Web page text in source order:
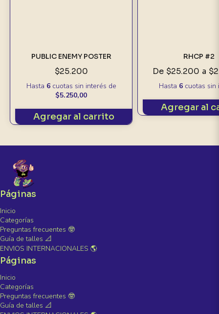
PUBLIC ENEMY POSTER
$25.200
Hasta 6cuotas sin interés de
$5.250,00
Agregar al carrito
RHCP #2
De $25.200 a
Hasta 6cuotas sin
Agregar al
Páginas
Inicio
Categorías
Preguntas frecuentes 🤓
Guía de talles 📐
ENVIOS INTERNACIONALES 🌎
Páginas
Inicio
Categorías
Preguntas frecuentes 🤓
Guía de talles 📐